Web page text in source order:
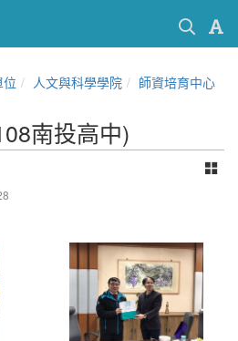
人文與科學學院 師資培育中心
南投高中)